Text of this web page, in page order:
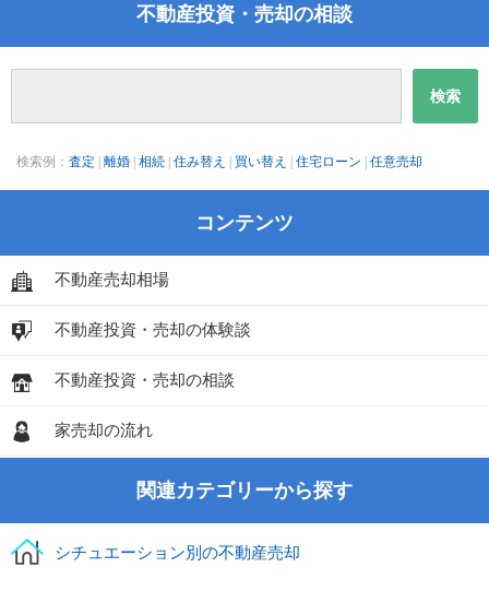
不動産投資・売却の相談
検索例： 査定 離婚 相続 住み替え 買い替え 住宅ローン 任意売却
コンテンツ
不動産売却相場
不動産投資・売却の体験談
不動産投資・売却の相談
家売却の流れ
関連カテゴリーから探す
シチュエーション別の不動産売却